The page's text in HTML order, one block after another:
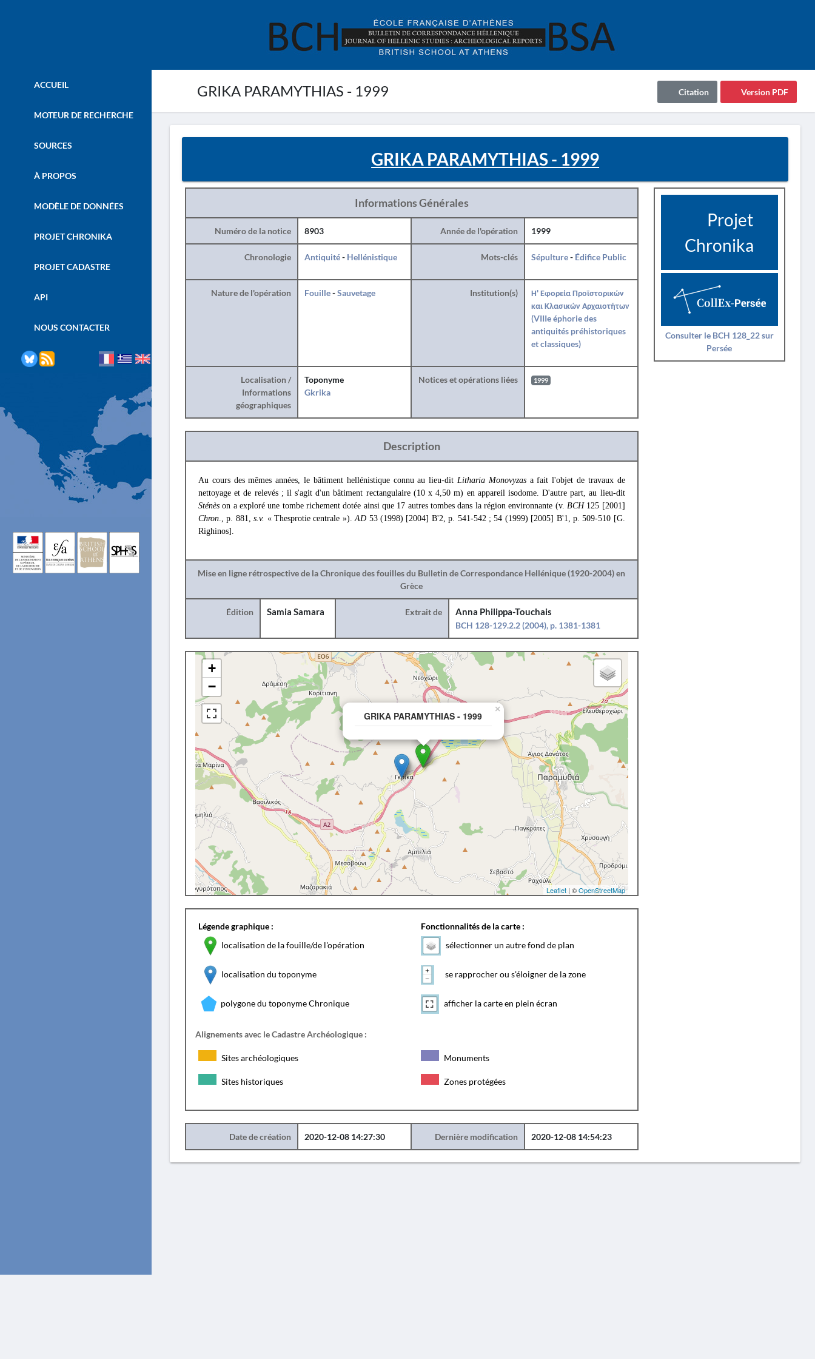
GRIKA PARAMYTHIAS - 1999 Version PDF
Citation
ACCUEIL
MOTEUR DE RECHERCHE
SOURCES
À PROPOS
MODÈLE DE DONNÉES
PROJET CHRONIKA
PROJET CADASTRE
API
NOUS CONTACTER
GRIKA PARAMYTHIAS - 1999
Informations Générales
Numéro de la notice 8903 Année de l'opération 1999
Chronologie Antiquité- Hellénistique Mots-clés Sépulture- Édifice Public
Nature de l'opération Fouille-Sauvetage Institution(s)
Η' Εφορεία Προϊστορικών
και Κλασικών Αρχαιοτήτων
(VIIIe éphorie des
antiquités préhistoriques
et classiques)
Localisation /
Informations
géographiques
Toponyme
Gkrika
Notices et opérations liées 1999
Description
Au cours des mêmes années, le bâtiment hellénistique connu au lieu-dit Litharia Monovyzas a fait l'objet de travaux de
nettoyage et de relevés ; il s'agit d'un bâtiment rectangulaire (10 x 4,50 m) en appareil isodome. D'autre part, au lieu-dit
Sténès on a exploré une tombe richement dotée ainsi que 17 autres tombes dans la région environnante (v.BCH125 [2001]
Chron., p. 881,s.v. « Thesprotie centrale »).AD 53 (1998) [2004] B'2, p. 541-542 ; 54 (1999) [2005] Β'1, p. 509-510 [G.
Righinos].
Mise en ligne rétrospective de la Chronique des fouilles du Bulletin de Correspondance Hellénique (1920-2004) en
Grèce
Édition Samia Samara Extrait de
Anna Philippa-Touchais
BCH 128-129.2.2 (2004), p. 1381-1381
GRIKA PARAMYTHIAS - 1999
×
+
−
Leaflet| ©OpenStreetMap
Légende graphique :
localisation de la fouille/de l'opération
localisation du toponyme
polygone du toponyme Chronique
Fonctionnalités de la carte :
sélectionner un autre fond de plan
se rapprocher ou s'éloigner de la zone
afficher la carte en plein écran
Alignements avec le Cadastre Archéologique :
Sites archéologiques Monuments
Sites historiques Zones protégées
Date de création 2020-12-08 14:27:30 Dernière modification 2020-12-08 14:54:23
Projet
Chronika
Consulter le BCH 128_22 sur
Persée